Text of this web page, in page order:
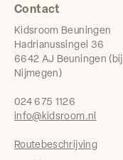
Contact
Kidsroom Beuningen
Hadrianussingel 36
6642 AJ Beuningen (bij
Nijmegen)
024 675 1126
info@kidsroom.nl
Routebeschrijving